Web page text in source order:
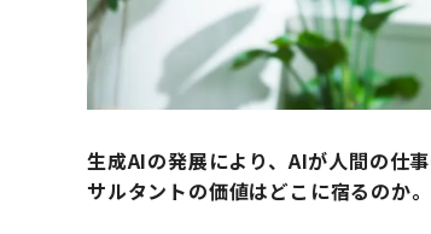
生成AIの発展により、AIが人間の仕
サルタントの価値はどこに宿るのか。